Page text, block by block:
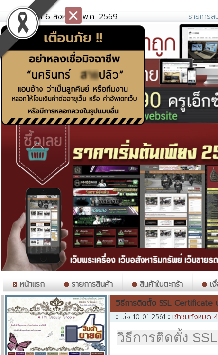
วันพฤหัสที่ 6 สิงหาคม พ.ศ. 2569 รายการสิ
หน้าแรก รายการสินค้า สินค้าในตะกร้า เงื่
วิธีการติดตั้ง SSL Certificate
:: เมื่อ 10-01-2561 :: เข้าชมทั้งหมด
วิธีการติดตั้ง